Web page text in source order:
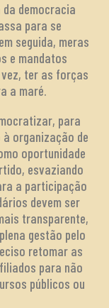
democracia
para se
seguida, meras
e mandatos
ter as forças
a maré.
para
organização de
oportunidade
esvaziando
a participação
devem ser
transparente,
gestão pelo
retomar as
para não
públicos ou